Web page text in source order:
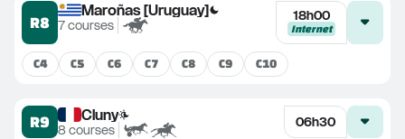
R8
Maroñas [Uruguay]
7courses
18h00
Internet
C4 C5 C6 C7 C8 C9 C10
R9 Cluny
8 courses 06h30